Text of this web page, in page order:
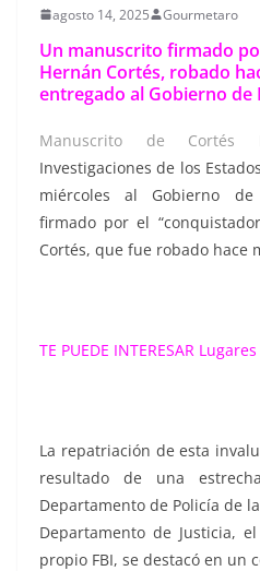
agosto 14, 2025 Gourmetaro
Un manuscrito firmado
Hernán Cortés, robado
entregado al Gobierno de
Manuscrito de Cortés
Investigaciones de los
miércoles al Gobierno
firmado por el
Cortés, que fue robado hace
TE PUEDE INTERESAR
La repatriación de esta
resultado de una
Departamento de Policía de
Departamento de Justicia,
propio FBI, se destacó en un